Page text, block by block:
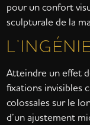
pour un confort
sculpturale de la
Atteindre un effet
fixations invisibles
colossales sur le
d’un ajustement